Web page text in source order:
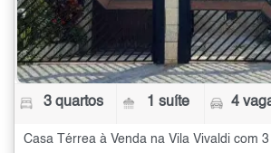
3 quartos 1 suíte 4
Casa Térrea à Venda na Vila Vivaldi com